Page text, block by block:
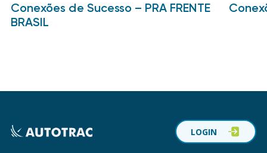
Conexões de Sucesso – PRA FRENTE
BRASIL
LOGIN